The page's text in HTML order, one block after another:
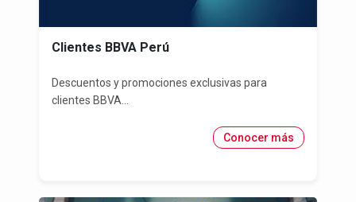
Clientes BBVA Perú
Descuentos y promociones exclusivas para
clientes BBVA...
Conocer más